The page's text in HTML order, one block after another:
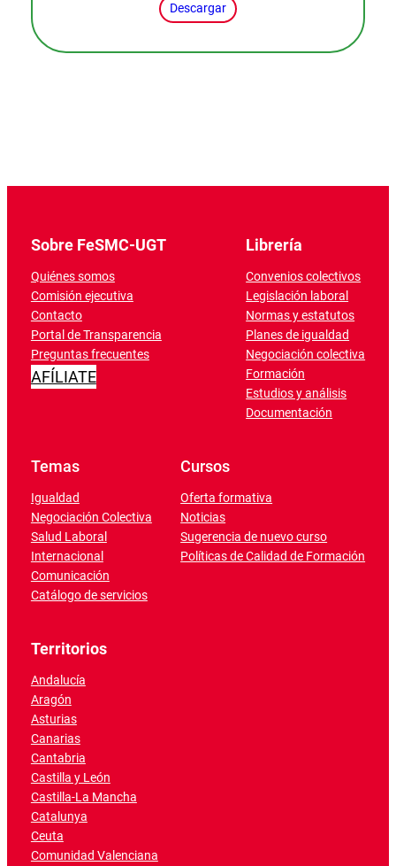
Descargar
Sobre FeSMC-UGT
Quiénes somos
Comisión ejecutiva
Contacto
Portal de Transparencia
Preguntas frecuentes
AFÍLIATE
Librería
Convenios colectivos
Legislación laboral
Normas y estatutos
Planes de igualdad
Negociación colectiva
Formación
Estudios y análisis
Documentación
Temas
Igualdad
Negociación Colectiva
Salud Laboral
Internacional
Comunicación
Catálogo de servicios
Cursos
Oferta formativa
Noticias
Sugerencia de nuevo curso
Políticas de Calidad de Formación
Territorios
Andalucía
Aragón
Asturias
Canarias
Cantabria
Castilla y León
Castilla-La Mancha
Catalunya
Ceuta
Comunidad Valenciana